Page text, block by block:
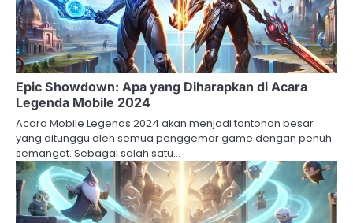
Epic Showdown: Apa yang Diharapkan di Acara
Legenda Mobile 2024
Acara Mobile Legends 2024 akan menjadi tontonan besar
yang ditunggu oleh semua penggemar game dengan penuh
semangat. Sebagai salah satu…